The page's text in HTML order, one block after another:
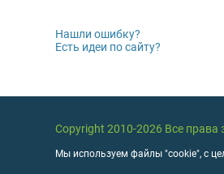
Нашли ошибку?
Есть идеи по сайту?
Copyright 2010-2026 Все
Мы используем файлы "cookie", с